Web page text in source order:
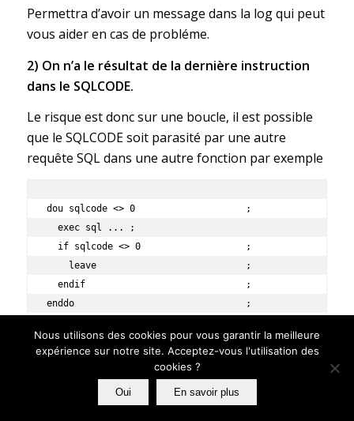
Permettra d’avoir un message dans la log qui peut
vous aider en cas de probléme.
2) On n’a le résultat de la dernière instruction
dans le SQLCODE.
Le risque est donc sur une boucle, il est possible
que le SQLCODE soit parasité par une autre
requête SQL dans une autre fonction par exemple
dou sqlcode <> 0                    ;
enddo                               ;
Pour éliminer ce probléme vous devez
sauvegarder votre SQLCODE dans une variable de
Nous utilisons des cookies pour vous garantir la meilleure
expérience sur notre site. Acceptez-vous l'utilisation des
cookies ?
Oui En savoir plus